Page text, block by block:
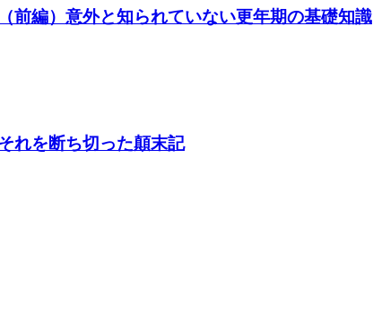
前編）意外と知られていない更年期の基礎知識
れを断ち切った顛末記